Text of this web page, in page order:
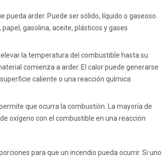
pueda arder. Puede ser sólido, líquido o gaseoso.
gasolina, aceite, plásticos y gases
la temperatura del combustible hasta su
comienza a arder. El calor puede generarse
caliente o una reacción química
que ocurra la combustión. La mayoría de
oxígeno con el combustible en una reacción
para que un incendio pueda ocurrir. Si uno